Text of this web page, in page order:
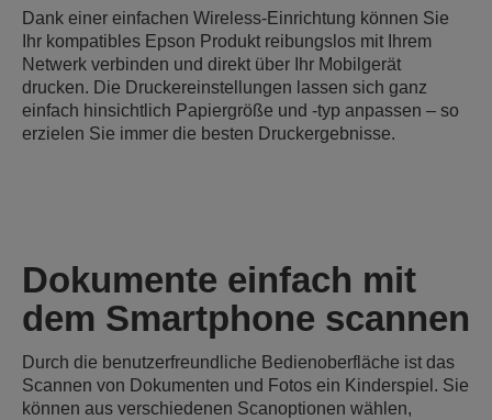
Dank einer einfachen Wireless-Einrichtung können Sie
Ihr kompatibles Epson Produkt reibungslos mit Ihrem
Netwerk verbinden und direkt über Ihr Mobilgerät
drucken. Die Druckereinstellungen lassen sich ganz
einfach hinsichtlich Papiergröße und -typ anpassen – so
erzielen Sie immer die besten Druckergebnisse.
Dokumente einfach mit
dem Smartphone scannen
Durch die benutzerfreundliche Bedienoberfläche ist das
Scannen von Dokumenten und Fotos ein Kinderspiel. Sie
können aus verschiedenen Scanoptionen wählen,